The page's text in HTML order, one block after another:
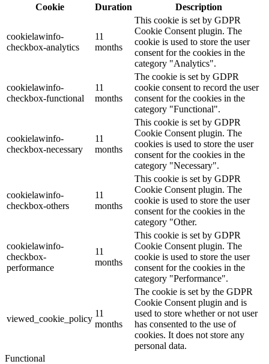
Cookie
Duration Description
cookielawinfo-
checkbox-analytics
11
months
This cookie is set by GDPR
Cookie Consent plugin. The
cookie is used to store the user
consent for the cookies in the
category "Analytics".
cookielawinfo-
checkbox-functional
11
months
The cookie is set by GDPR
cookie consent to record the user
consent for the cookies in the
category "Functional".
cookielawinfo-
checkbox-necessary
11
months
This cookie is set by GDPR
Cookie Consent plugin. The
cookies is used to store the user
consent for the cookies in the
category "Necessary".
cookielawinfo-
checkbox-others
11
months
This cookie is set by GDPR
Cookie Consent plugin. The
cookie is used to store the user
consent for the cookies in the
category "Other.
cookielawinfo-
checkbox-
performance
11
months
This cookie is set by GDPR
Cookie Consent plugin. The
cookie is used to store the user
consent for the cookies in the
category "Performance".
viewed_cookie_policy
11
months
The cookie is set by the GDPR
Cookie Consent plugin and is
used to store whether or not user
has consented to the use of
cookies. It does not store any
personal data.
Functional